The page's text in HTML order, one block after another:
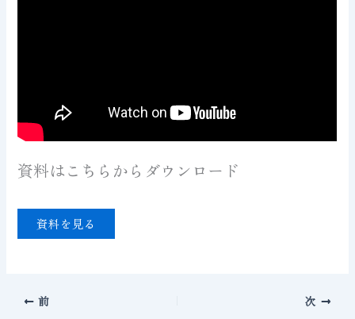
資料はこちらからダウンロード
資料を見る
前 次